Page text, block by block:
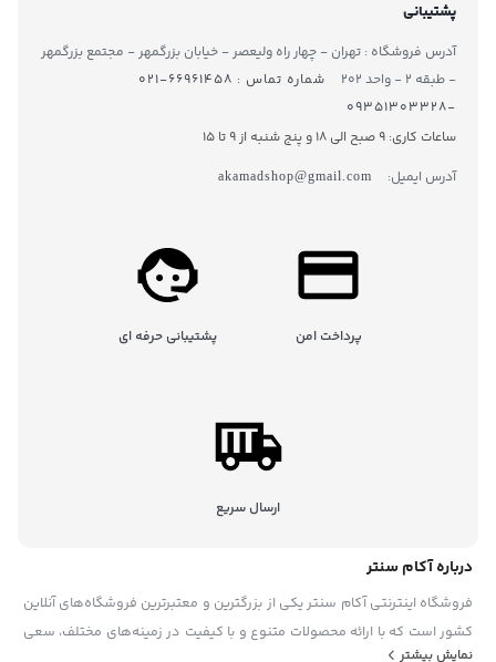
پشتیبانی
آدرس فروشگاه : تهران - چهار راه ولیعصر - خیابان بزرگمهر - مجتمع بزرگمهر
- طبقه ۲ - واحد ۲۰۲
شماره تماس : ۶۶۹۶۱۴۵۸-۰۲۱
-۰۹۳۵۱۳۰۳۳۲۸
ساعات کاری: 9 صبح الی 18 و پنج شنبه از 9 تا ۱5
آدرس ایمیل:
akamadshop@gmail.com
پرداخت امن پشتیبانی حرفه ای
ارسال سریع
درباره آکام سنتر
فروشگاه اینترنتی آکام سنتر یکی از بزرگترین و معتبرترین فروشگاه‌های آنلاین
کشور است که با ارائه محصولات متنوع و با کیفیت در زمینه‌های مختلف، سعی
نمایش بیشتر